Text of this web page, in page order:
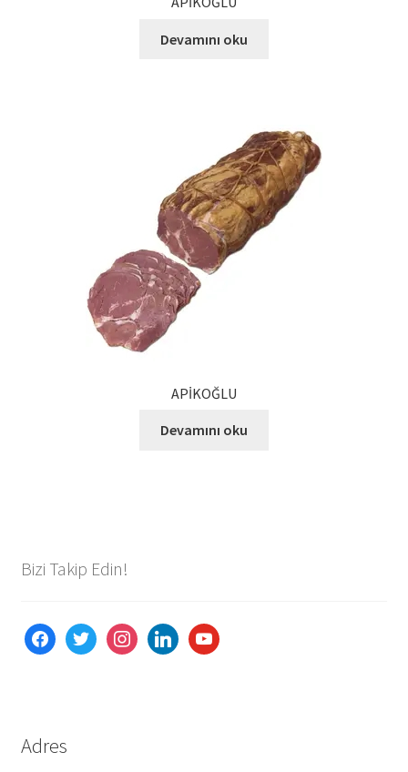
Devamını oku
APİKOĞLU
Devamını oku
Bizi Takip Edin!
facebooktwitter instagramlinkedinyoutube
Adres